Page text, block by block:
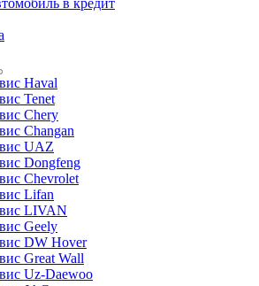
в кредит
Haval
Tenet
Chery
Changan
UAZ
Dongfeng
Chevrolet
Lifan
LIVAN
Geely
DW Hover
Great Wall
Uz-Daewoo